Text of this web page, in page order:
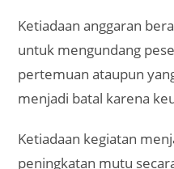
Ketiadaan anggaran
untuk mengundang
pertemuan ataupun
menjadi batal karena
Ketiadaan kegiatan
peningkatan mutu